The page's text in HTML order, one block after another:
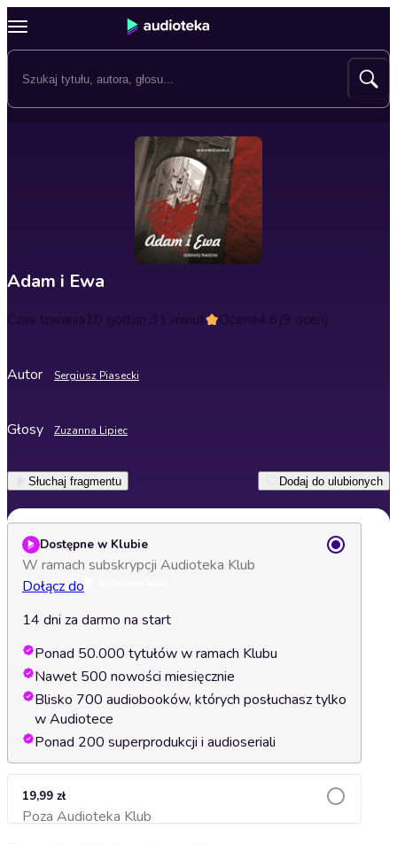
Adam i Ewa
Czas trwania10 godzin 31 minut Ocena4.6(9 ocen)
Autor Sergiusz Piasecki
Głosy Zuzanna Lipiec
Słuchaj fragmentu Dodaj do ulubionych
Dostępne w Klubie
W ramach subskrypcji Audioteka Klub
Dołącz do
14 dni za darmo na start
Ponad 50.000 tytułów w ramach Klubu
Nawet 500 nowości miesięcznie
Blisko 700 audiobooków, których posłuchasz tylko
w Audiotece
Ponad 200 superprodukcji i audioseriali
19,99 zł
Poza Audioteka KlubDodaj do koszyka